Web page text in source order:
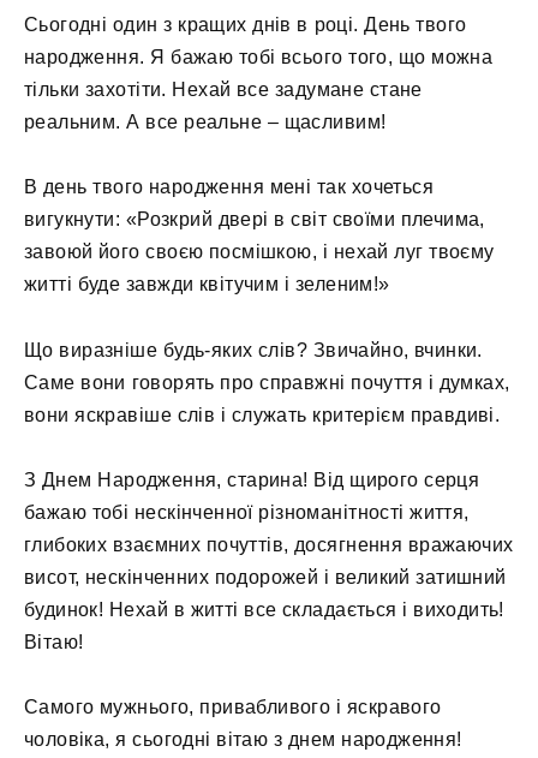
Сьогодні один з кращих днів в році. День твого
народження. Я бажаю тобі всього того, що можна
тільки захотіти. Нехай все задумане стане
реальним. А все реальне – щасливим!
В день твого народження мені так хочеться
вигукнути: «Розкрий двері в світ своїми плечима,
завоюй його своєю посмішкою, і нехай луг твоєму
житті буде завжди квітучим і зеленим!»
Що виразніше будь-яких слів? Звичайно, вчинки.
Саме вони говорять про справжні почуття і думках,
вони яскравіше слів і служать критерієм правдиві.
З Днем Народження, старина! Від щирого серця
бажаю тобі нескінченної різноманітності життя,
глибоких взаємних почуттів, досягнення вражаючих
висот, нескінченних подорожей і великий затишний
будинок! Нехай в житті все складається і виходить!
Вітаю!
Самого мужнього, привабливого і яскравого
чоловіка, я сьогодні вітаю з днем ​​народження!